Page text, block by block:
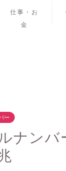
仕事・お
金
ー
ナンバ